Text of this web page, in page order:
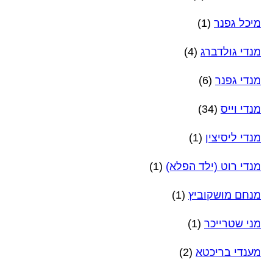
מיכל גפנר (1)
מנדי גולדברג (4)
מנדי גפנר (6)
מנדי וייס (34)
מנדי ליסיצין (1)
מנדי רוט (ילד הפלא) (1)
מנחם מושקוביץ (1)
מני שטרייכר (1)
מענדי בריכטא (2)